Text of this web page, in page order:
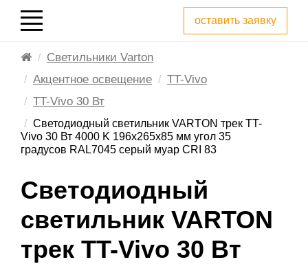
оставить заявку
Светильники Varton
Акцентное освещение
TT-Vivo
TT-Vivo 30 Вт
Светодиодный светильник VARTON трек TT-
Vivo 30 Вт 4000 K 196х265х85 мм угол 35
градусов RAL7045 серый муар CRI 83
Светодиодный
светильник VARTON
трек TT-Vivo 30 Вт